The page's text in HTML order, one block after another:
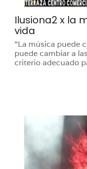
Ilusiona2 x la
vida
“La música puede
puede cambiar a
criterio adecuado